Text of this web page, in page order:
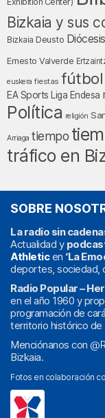
Bizkaia y sus
Bizkaia Deusto
Ernesto Valverde
euskera fiestas fútbol
EA Sports
Liga Endesa
Política religión
Arriaga tiempo
tráfico en
SOBRE
La radio sin
Actualidad y
Athleticen ‘La
deportes, sociedad,
Radio Popular –
en el año 1960 y
programación de
territorio histórico de
Menciónanos con
Bizkaia.
Fotos en colaboración